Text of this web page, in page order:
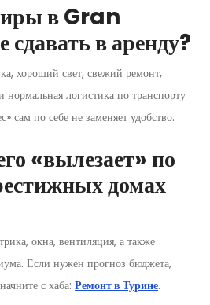
в Gran
в аренду?
хороший свет, свежий ремонт,
нормальная логистика по транспорту
сам по себе не заменяет удобство.
«вылезает» по
домах
окна, вентиляция, а также
Если нужен прогноз бюджета,
с хаба: Ремонт в Турине.